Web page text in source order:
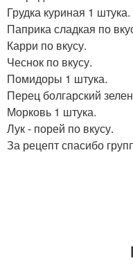
Грудка куриная 1 штука.
Паприка сладкая по
Карри по вкусу.
Чеснок по вкусу.
Помидоры 1 штука.
Перец болгарский
Морковь 1 штука.
Лук - порей по вкусу.
За рецепт спасибо